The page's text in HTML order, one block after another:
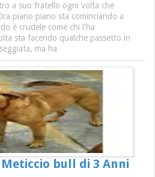
a suo fratello ogni volta che
piano piano sta cominciando a
è crudele come chi l'ha
sta facendo qualche passetto in
ma ha
bull di 3 Anni